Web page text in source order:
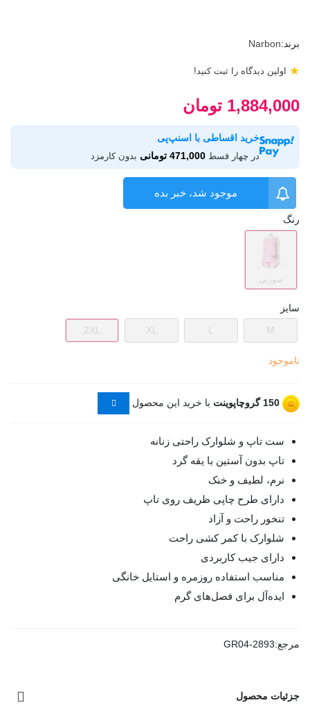
برند:Narbon
اولین دیدگاه را ثبت کنید! ★
1,884,000 تومان
خرید اقساطی با اسنپ‌پی
در چهار قسط 471,000 تومانی بدون کارمزد
موجود شد، خبر بده
رنگ
صورتی
سایز
M
L
XL
2XL
ناموجود
150 گروچاپوینت با خرید این محصول
ست تاپ و شلوارک راحتی زنانه
تاپ بدون آستین با یقه گرد
نرم، لطیف و خنک
دارای طرح چاپی ظریف روی تاپ
تنخور راحت و آزاد
شلوارک با کمر کشی راحت
دارای جیب کاربردی
مناسب استفاده روزمره و استایل خانگی
ایده‌آل برای فصل‌های گرم
مرجع:GR04-2893
جزئیات محصول